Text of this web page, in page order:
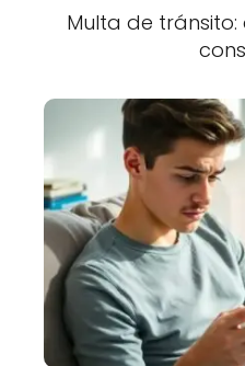
Multa de